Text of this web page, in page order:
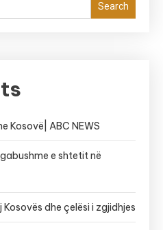
Search
Kosovë| ABC NEWS
e shtetit në
dhe çelësi i zgjidhjes